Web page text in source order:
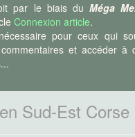
par le biais du Méga
Connexion article.
pour ceux qui
et accéder à
Sud-Est Corse